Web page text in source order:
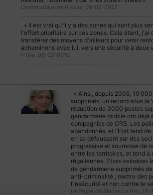
Communiqué de Presse, 06-02-0012
« Il est vrai qu'il y a des zones qui sont plus
l'effort prioritaire sur ces zones. Cela étant,
transférer des moyens d'ailleurs pour venir
acheminons avec lui, vers une sécurité à deux
I-Télé, 06-02-0012
« Ainsi, depuis 2005, 19
supprimés, un record sous la
réduction de 3000 postes
gendarmerie mobile ont déjà
compagnies de CRS. Les
abandonnés, et l’Etat tend
en se défaussant sur des
progressive et sournoise de
entre les territoires, et tend à
régaliennes. [Nous souhaitons la
de gendarmerie supprimés
anti-criminalité ; mettre des
l’insécurité et non contre le
Le Projet de Marine Le Pen, 19-